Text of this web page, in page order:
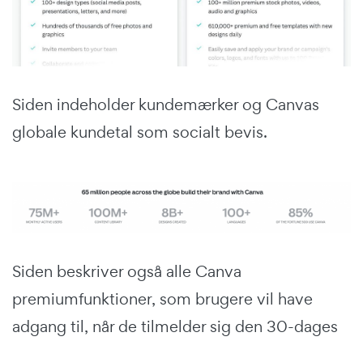
Siden indeholder kundemærker og Canvas
globale kundetal som socialt bevis.
Siden beskriver også alle Canva
premiumfunktioner, som brugere vil have
adgang til, når de tilmelder sig den 30-dages